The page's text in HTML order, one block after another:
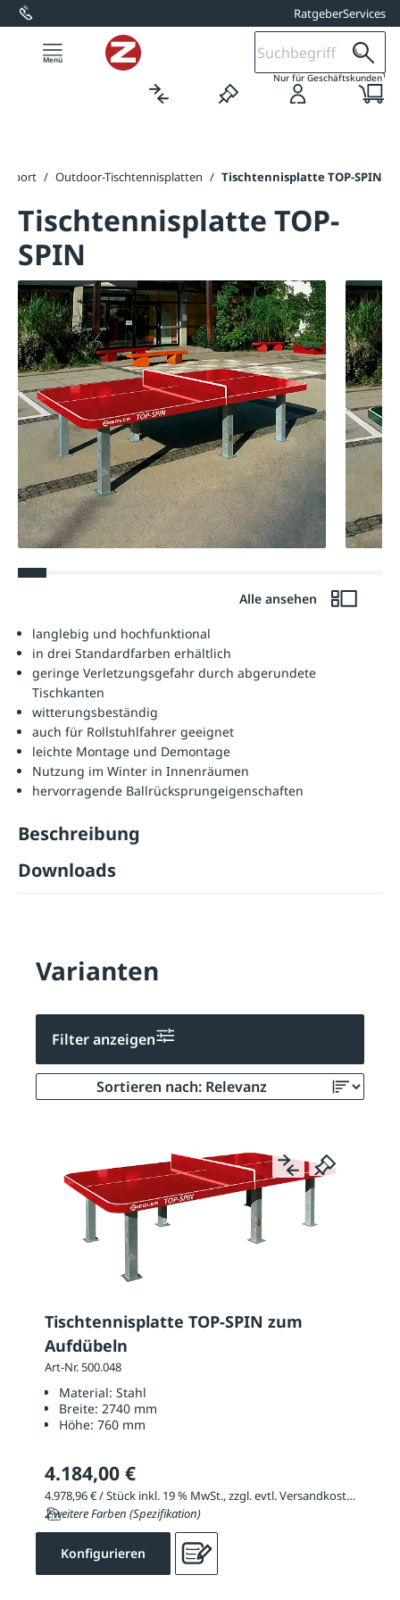
springen RatgeberServices
Nur für Geschäftskunden1
/ Outdoor-Tischtennisplatten / Tischtennisplatte TOP-SPIN
Tischtennisplatte TOP-
SPIN
Alle ansehen
langlebig und hochfunktional
in drei Standardfarben erhältlich
geringe Verletzungsgefahr durch abgerundete
Tischkanten
witterungsbeständig
auch für Rollstuhlfahrer geeignet
leichte Montage und Demontage
Nutzung im Winter in Innenräumen
hervorragende Ballrücksprungeigenschaften
Beschreibung
Downloads
Varianten
Filter anzeigen
Tischtennisplatte TOP-SPIN zum
Aufdübeln
Art-Nr. 500.048
Material: Stahl
Breite: 2740 mm
Höhe: 760 mm
4.184,00 €
4.978,96 € / Stück inkl. 19 % MwSt., zzgl. evtl. Versandkosten
2 weitere Farben (Spezifikation)
Konfigurieren